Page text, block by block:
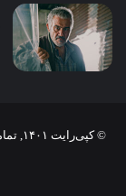
© کپی‌رایت ۱۴۰۱, تمامی حقوق وب سایت متعلق به کاشمر سلام می باشد |